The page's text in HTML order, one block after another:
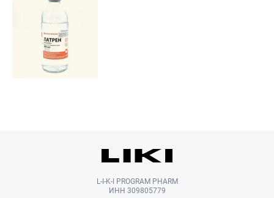
L-I-K-I PROGRAM PHARM
ИНН 309805779